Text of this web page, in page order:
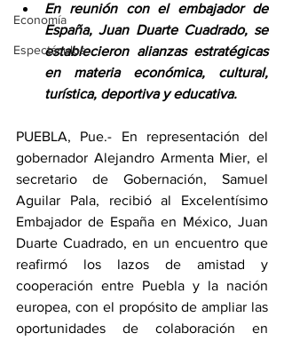
Economía
Espectáculos
En reunión con el embajador de
España, Juan Duarte Cuadrado, se
establecieron alianzas estratégicas
en materia económica, cultural,
turística, deportiva y educativa.
PUEBLA, Pue.- En representación del
gobernador Alejandro Armenta Mier, el
secretario de Gobernación, Samuel
Aguilar Pala, recibió al Excelentísimo
Embajador de España en México, Juan
Duarte Cuadrado, en un encuentro que
reafirmó los lazos de amistad y
cooperación entre Puebla y la nación
europea, con el propósito de ampliar las
oportunidades de colaboración en